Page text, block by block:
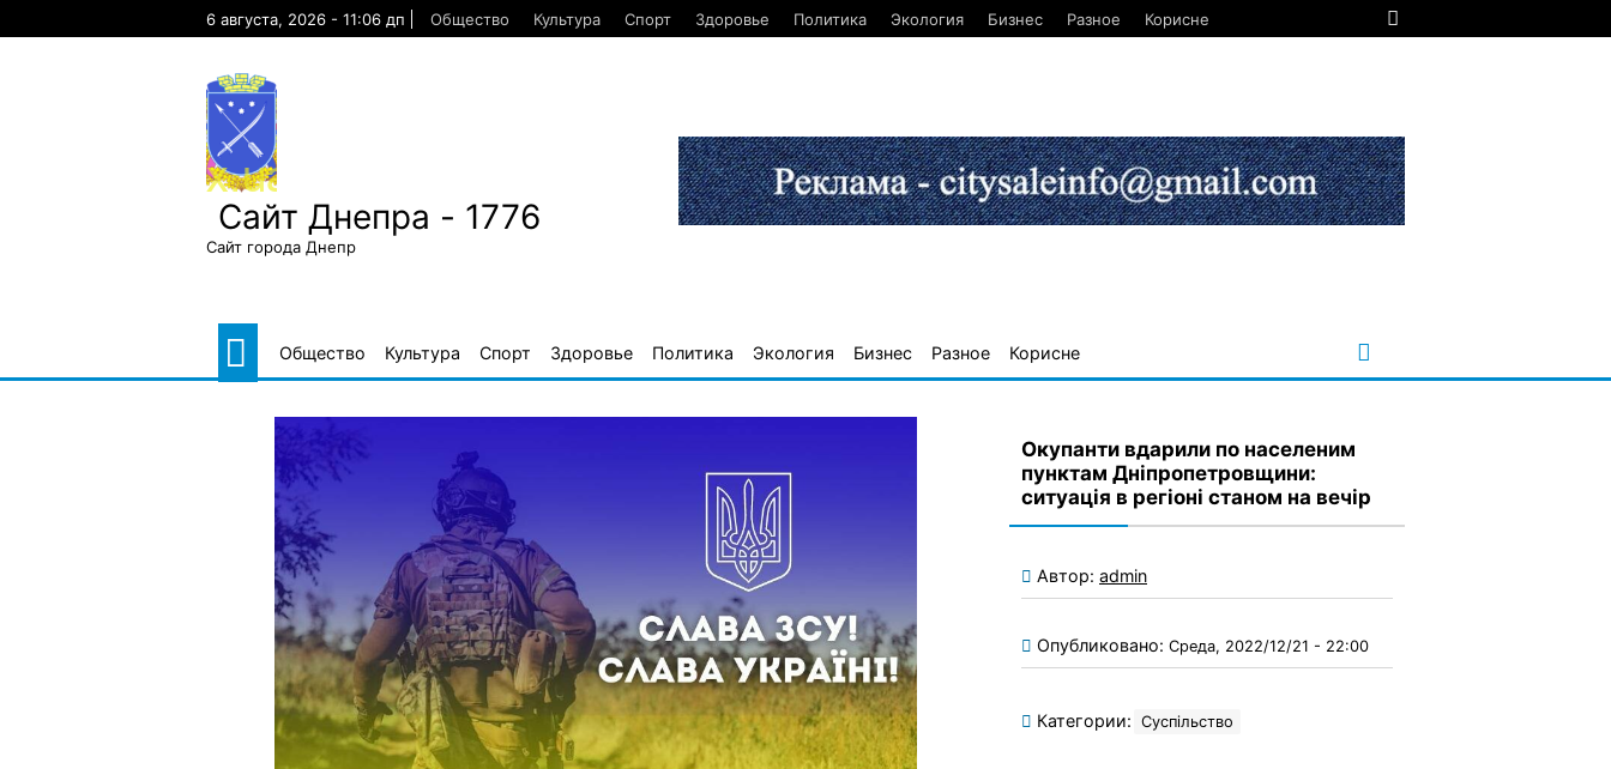
6 августа, 2026 - 11:06 дп Общество Культура Спорт Здоровье Политика Экология Бизнес Разное Корисне
Сайт Днепра - 1776
Сайт города Днепр
Общество Культура Спорт Здоровье Политика Экология Бизнес Разное Корисне
Окупанти вдарили по населеним
пунктам Дніпропетровщини:
ситуація в регіоні станом на вечір
Автор: admin
Опубликовано: Среда, 2022/12/21 - 22:00
Категории: Суспільство